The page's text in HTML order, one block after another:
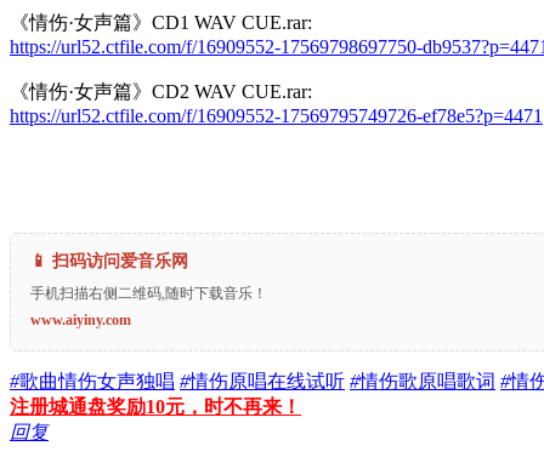
《情伤·女声篇》CD1 WAV CUE.rar:
https://url52.ctfile.com/f/16909552-17569798697750-
《情伤·女声篇》CD2 WAV CUE.rar:
https://url52.ctfile.com/f/16909552-17569795749726-ef78e5?p=4471
📱 扫码访问爱音乐网
手机扫描右侧二维码,随时下载音乐！
www.aiyiny.com
#歌曲情伤女声独唱 #情伤原唱在线试听 #情伤歌原唱歌词 #情
注册城通盘奖励10元，时不再来！
回复